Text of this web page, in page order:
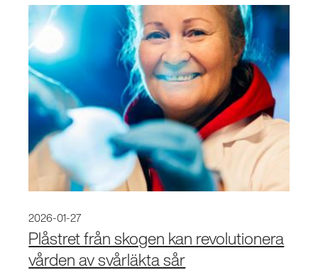
2026-01-27
Plåstret från skogen kan revolutionera
vården av svårläkta sår